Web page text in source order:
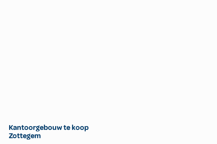
Kantoorgebouw te koop
Zottegem